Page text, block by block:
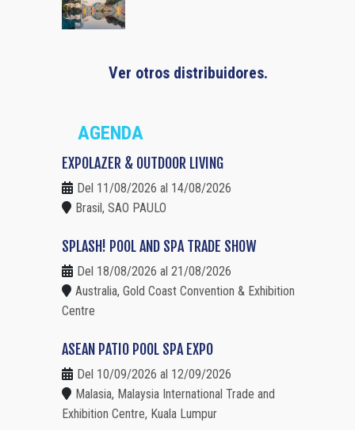
Ver otros distribuidores.
AGENDA
EXPOLAZER & OUTDOOR LIVING
Del 11/08/2026 al 14/08/2026
Brasil, SAO PAULO
SPLASH! POOL AND SPA TRADE SHOW
Del 18/08/2026 al 21/08/2026
Australia, Gold Coast Convention & Exhibition
Centre
ASEAN PATIO POOL SPA EXPO
Del 10/09/2026 al 12/09/2026
Malasia, Malaysia International Trade and
Exhibition Centre, Kuala Lumpur